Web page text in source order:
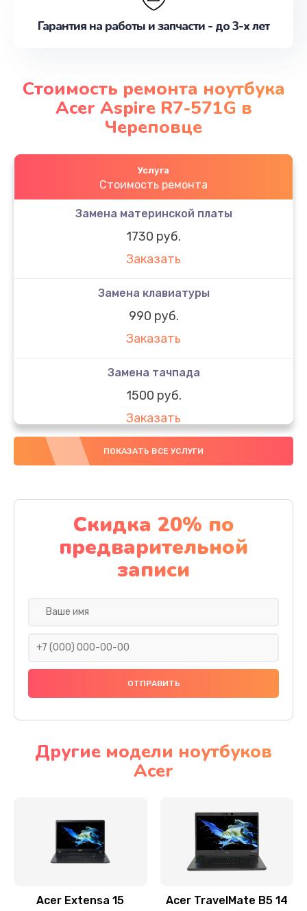
Гарантия на работы и запчасти - до 3-х лет
Стоимость ремонта ноутбука
Acer Aspire R7-571G в
Череповце
Услуга
Стоимость ремонта
Замена материнской платы
1730 руб.
Заказать
Замена клавиатуры
990 руб.
Заказать
Замена тачпада
1500 руб.
Заказать
Замена южного моста
Заказать
Чистка от пыли
1060 руб.
Заказать
Ремонт подсветки
Настройка BIOS
Замена видеочипа
Заказать
ПОКАЗАТЬ ВСЕ УСЛУГИ
Скидка 20% по
предварительной
записи
Другие модели ноутбуков
Acer
Acer Extensa 15 Acer TravelMate B5 14